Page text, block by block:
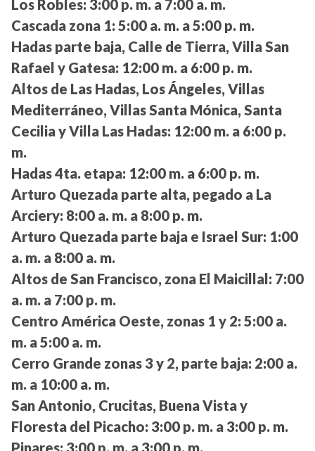
Los Robles: 3:00 p. m. a 7:00 a. m.
Cascada zona 1: 5:00 a. m. a 5:00 p. m.
Hadas parte baja, Calle de Tierra, Villa San
Rafael y Gatesa: 12:00 m. a 6:00 p. m.
Altos de Las Hadas, Los Ángeles, Villas
Mediterráneo, Villas Santa Mónica, Santa
Cecilia y Villa Las Hadas: 12:00 m. a 6:00 p.
m.
Hadas 4ta. etapa: 12:00 m. a 6:00 p. m.
Arturo Quezada parte alta, pegado a La
Arciery: 8:00 a. m. a 8:00 p. m.
Arturo Quezada parte baja e Israel Sur: 1:00
a. m. a 8:00 a. m.
Altos de San Francisco, zona El Maicillal: 7:00
a. m. a 7:00 p. m.
Centro América Oeste, zonas 1 y 2: 5:00 a.
m. a 5:00 a. m.
Cerro Grande zonas 3 y 2, parte baja: 2:00 a.
m. a 10:00 a. m.
San Antonio, Crucitas, Buena Vista y
Floresta del Picacho: 3:00 p. m. a 3:00 p. m.
Pinares: 3:00 p. m. a 3:00 p. m.